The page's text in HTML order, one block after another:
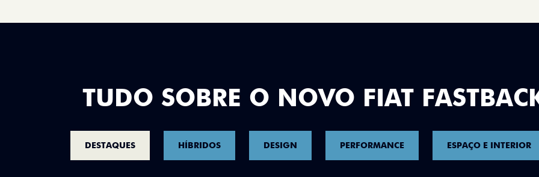
TUDO SOBRE O NOVO FIAT
DESTAQUES HÍBRIDOS DESIGN PERFORMANCE ESPAÇO E INTERIOR